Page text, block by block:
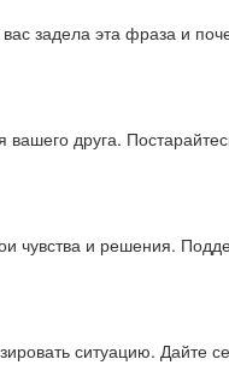
задела эта фраза и
друга.
чувства и решения.
ситуацию. Дайте